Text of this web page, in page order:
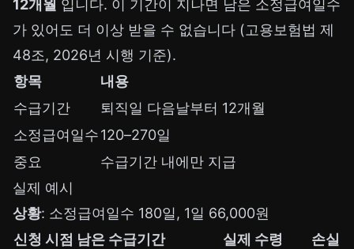
12개월 입니다. 이 기간이 지나면 남은 소정급여일수
가 있어도 더 이상 받을 수 없습니다 (고용보험법 제
48조, 2026년 시행 기준).
항목
내용
수급기간
퇴직일 다음날부터 12개월
소정급여일수120–270일
중요
수급기간 내에만 지급
실제 예시
상황: 소정급여일수 180일, 1일 66,000원
신청 시점 남은 수급기간 실제 수령
손실